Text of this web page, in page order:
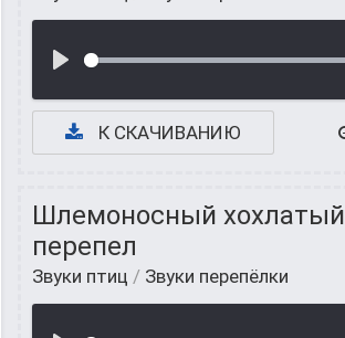
К СКАЧИВАНИЮ
Шлемоносный хохлатый
перепел
Звуки птиц / Звуки перепёлки